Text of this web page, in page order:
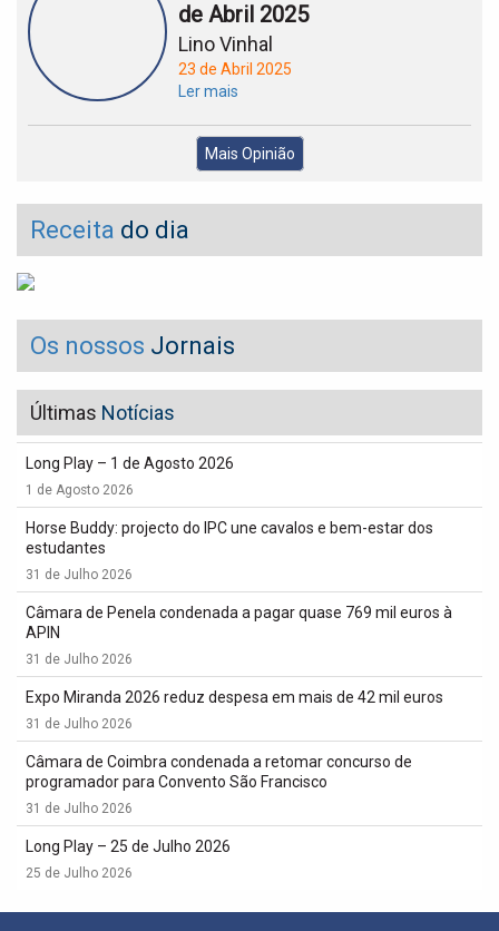
de Abril 2025
Lino Vinhal
23 de Abril 2025
Ler mais
Mais Opinião
Receita do dia
Os nossos Jornais
Últimas Notícias
Long Play – 1 de Agosto 2026
1 de Agosto 2026
Horse Buddy: projecto do IPC une cavalos e bem-estar dos
estudantes
31 de Julho 2026
Câmara de Penela condenada a pagar quase 769 mil euros à
APIN
31 de Julho 2026
Expo Miranda 2026 reduz despesa em mais de 42 mil euros
31 de Julho 2026
Câmara de Coimbra condenada a retomar concurso de
programador para Convento São Francisco
31 de Julho 2026
Long Play – 25 de Julho 2026
25 de Julho 2026